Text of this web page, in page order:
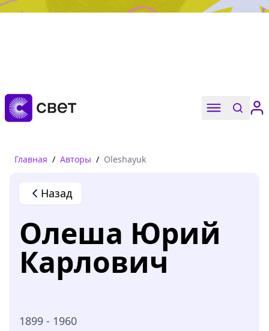
Дружба, любовь, взросление
Читать
Главная / Авторы / Oleshayuk
Назад
Олеша Юрий
Карлович
1899 - 1960